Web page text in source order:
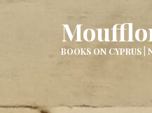
BOOKS ON CYPRUS |